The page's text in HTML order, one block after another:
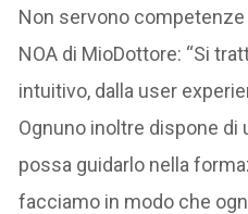
Non servono
NOA di MioDottore: “Si
intuitivo, dalla user
Ognuno inoltre dispone di
possa guidarlo nella
facciamo in modo che